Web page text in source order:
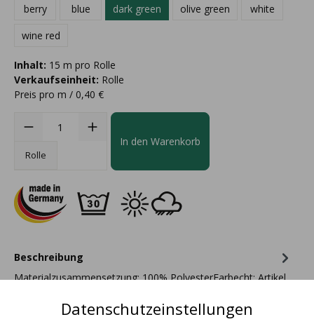
berry
blue dark green olive green
white
wine red
Inhalt: 15 m pro Rolle
Verkaufseinheit: Rolle
Preis pro m / 0,40 €
Rolle
In den Warenkorb
Beschreibung
Materialzusammensetzung: 100% PolyesterFarbecht: Artikel
Datenschutzeinstellungen